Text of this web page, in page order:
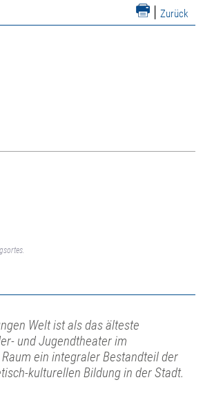
| Zurück
Welt ist als das älteste
und Jugendtheater im
ein integraler Bestandteil der
kulturellen Bildung in der Stadt.